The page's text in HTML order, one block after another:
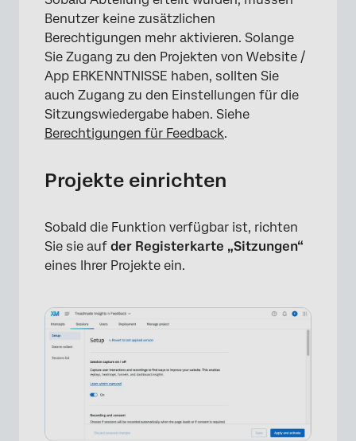
Benutzer keine zusätzlichen
Berechtigungen mehr aktivieren. Solange
Sie Zugang zu den Projekten von Website /
App ERKENNTNISSE haben, sollten Sie
auch Zugang zu den Einstellungen für die
Sitzungswiedergabe haben. Siehe
Berechtigungen für Feedback.
Projekte einrichten
Sobald die Funktion verfügbar ist, richten
Sie sie auf der Registerkarte „Sitzungen“
eines Ihrer Projekte ein.